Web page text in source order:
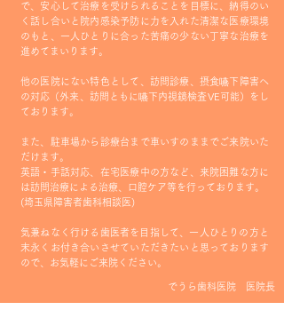
で、安心して治療を受けられることを目標に、納得のい
く話し合いと院内感染予防に力を入れた清潔な医療環境
のもと、一人ひとりに合った苦痛の少ない丁寧な治療を
進めてまいります。
他の医院にない特色として、訪問診療、摂食嚥下障害へ
の対応（外来、訪問ともに嚥下内視鏡検査VE可能）をし
ております。
また、駐車場から診療台まで車いすのままでご来院いた
だけます。
英語・手話対応、在宅医療中の方など、来院困難な方に
は訪問治療による治療、口腔ケア等を行っております。
​(埼玉県障害者歯科相談医)
​気兼ねなく行ける歯医者を目指して、一人ひとりの方と
末永くお付き合いさせていただきたいと思っております
ので、お気軽にご来院ください。
でうら歯科医院 医院長